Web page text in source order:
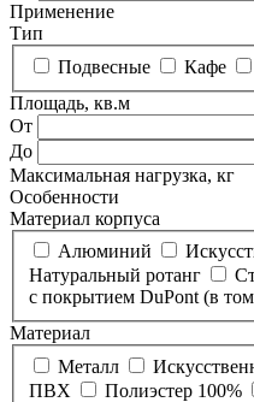
Применение
Тип
Подвесные
Кафе
Площадь, кв.м
От
До
Максимальная нагрузка, кг
Особенности
Материал корпуса
Алюминий
Натуральный ротанг
с покрытием DuPont (в
Материал
Металл
ПВХ
Полиэстер 100%